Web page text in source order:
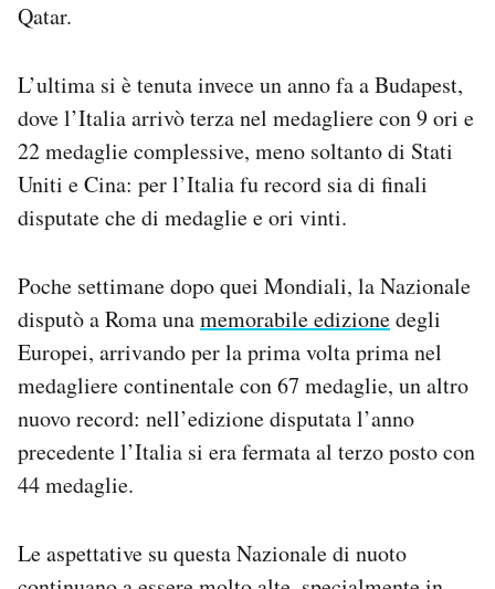
Qatar.
L’ultima si è tenuta invece un anno fa a Budapest,
dove l’Italia arrivò terza nel medagliere con 9 ori e
22 medaglie complessive, meno soltanto di Stati
Uniti e Cina: per l’Italia fu record sia di finali
disputate che di medaglie e ori vinti.
Poche settimane dopo quei Mondiali, la Nazionale
disputò a Roma unamemorabile edizionedegli
Europei, arrivando per la prima volta prima nel
medagliere continentale con 67 medaglie, un altro
nuovo record: nell’edizione disputata l’anno
precedente l’Italia si era fermata al terzo posto con
44 medaglie.
Le aspettative su questa Nazionale di nuoto